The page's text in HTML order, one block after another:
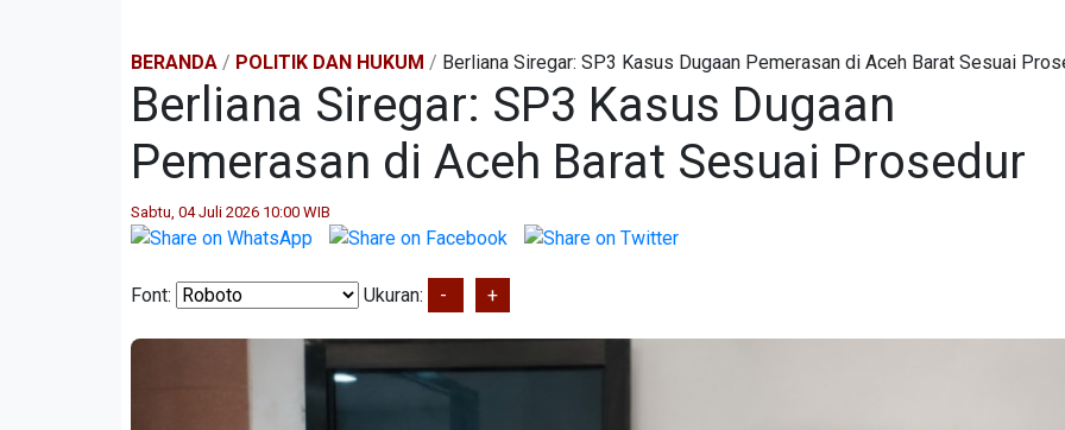
BERANDA / POLITIK DAN HUKUM / Berliana Siregar: SP3 Kasus Dugaan Pemerasan di Aceh Barat Sesuai
Berliana Siregar: SP3 Kasus Dugaan
Pemerasan di Aceh Barat Sesuai Prosedur
Sabtu, 04 Juli 2026 10:00 WIB
Font: Ukuran: - +